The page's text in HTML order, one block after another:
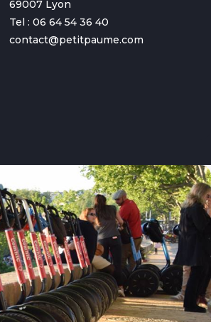
69007 Lyon
Tel : 06 64 54 36 40
contact@petitpaume.com